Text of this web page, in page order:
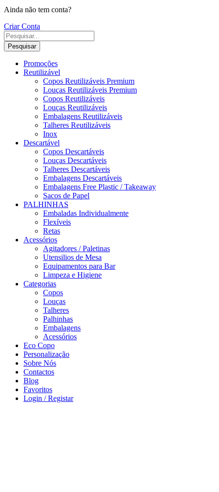
Ainda não tem conta?
Criar Conta
Pesquisar
Promoções
Reutilizável
Copos Reutilizáveis Premium
Louças Reutilizáveis Premium
Copos Reutilizáveis
Louças Reutilizáveis
Embalagens Reutilizáveis
Talheres Reutilizáveis
Inox
Descartável
Copos Descartáveis
Louças Descartáveis
Talheres Descartáveis
Embalagens Descartáveis
Embalagens Free Plastic / Takeaway
Sacos de Papel
PALHINHAS
Embaladas Individualmente
Flexíveis
Retas
Acessórios
Agitadores / Paletinas
Utensilios de Mesa
Equipamentos para Bar
Limpeza e Higiene
Categorias
Copos
Louças
Talheres
Palhinhas
Embalagens
Acessórios
Eco Copo
Personalização
Sobre Nós
Contactos
Blog
Favoritos
Login / Registar